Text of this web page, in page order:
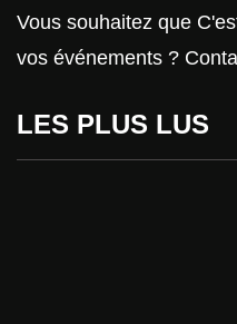
Vous souhaitez que
vos événements ?
LES PLUS LUS